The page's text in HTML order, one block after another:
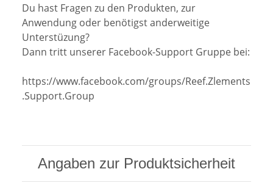
Du hast Fragen zu den Produkten, zur
Anwendung oder benötigst anderweitige
Unterstüzung?
Dann tritt unserer Facebook-Support Gruppe bei:
https://www.facebook.com/groups/Reef.Zlements
.Support.Group
Angaben zur Produktsicherheit